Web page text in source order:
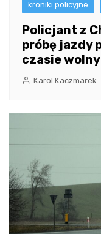
kroniki policyjne
Policjant z
próbę jazdy
czasie
Karol Kaczmarek